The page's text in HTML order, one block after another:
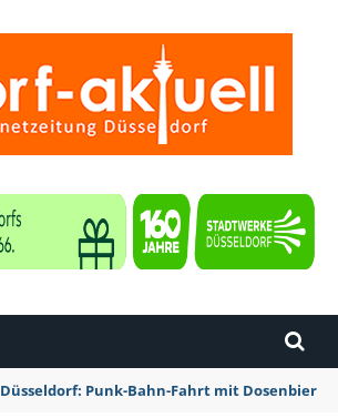
Düsseldorf: Punk-Bahn-Fahrt mit Dosenbier